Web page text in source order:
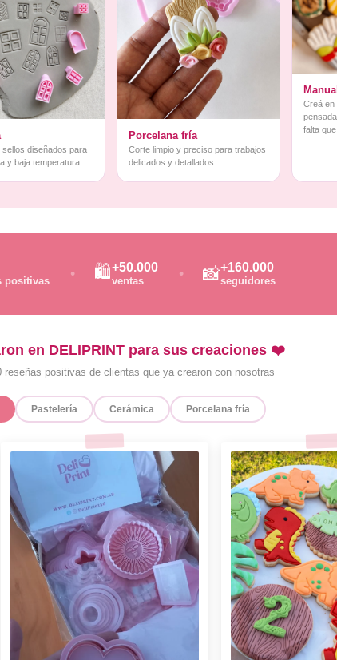
diseñados para
y baja temperatura
Porcelana fría
Corte limpio y preciso para trabajos
delicados y detallados
Creá en
falta
positivas 🛍️+50.000
ventas 📸+160.000
seguidores
en DELIPRINT para sus creaciones ❤️
reseñas positivas de clientas que ya crearon con nosotras
Pastelería Cerámica Porcelana fría